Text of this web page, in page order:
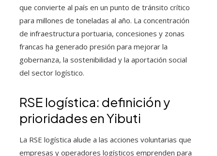
que convierte al país en un punto de tránsito crítico
para millones de toneladas al año. La concentración
de infraestructura portuaria, concesiones y zonas
francas ha generado presión para mejorar la
gobernanza, la sostenibilidad y la aportación social
del sector logístico.
RSE logística: definición y
prioridades en Yibuti
La RSE logística alude a las acciones voluntarias que
empresas y operadores logísticos emprenden para